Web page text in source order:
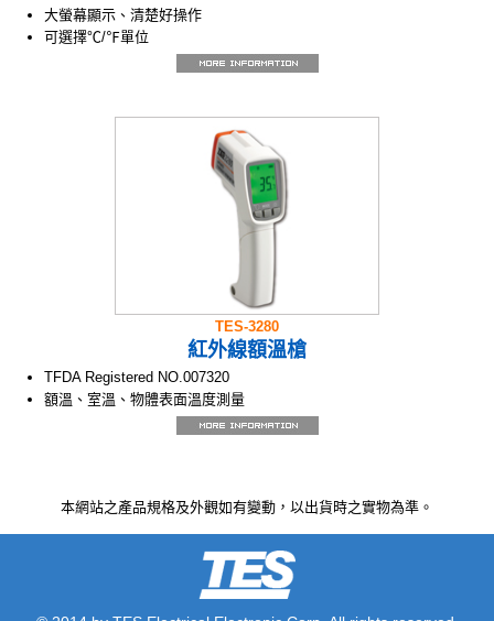
大螢幕顯示、清楚好操作
可選擇℃/℉單位
TES-3280
紅外線額溫槍
TFDA Registered NO.007320
額溫、室溫、物體表面溫度測量
商店、餐廳、機關、學校、家庭皆適用
螢幕顯示
LED光點測量定位
本網站之產品規格及外觀如有變動，以出貨時之實物為準。